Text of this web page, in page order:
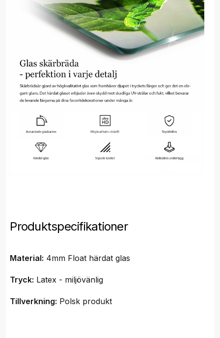
Produktspecifikationer
Material: 4mm Float härdat glas
Tryck: Latex - miljövänlig
Tillverkning: Polsk produkt